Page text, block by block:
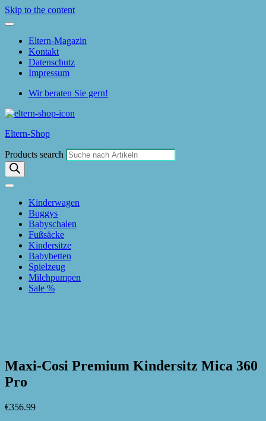
Skip to the content
Eltern-Magazin
Kontakt
Datenschutz
Impressum
Wir beraten Sie gern!
Eltern-Shop
Products search
Kinderwagen
Buggys
Babyschalen
Fußsäcke
Kindersitze
Babybetten
Spielzeug
Milchpumpen
Sale %
Maxi-Cosi Premium Kindersitz Mica 360
Pro
€356.99